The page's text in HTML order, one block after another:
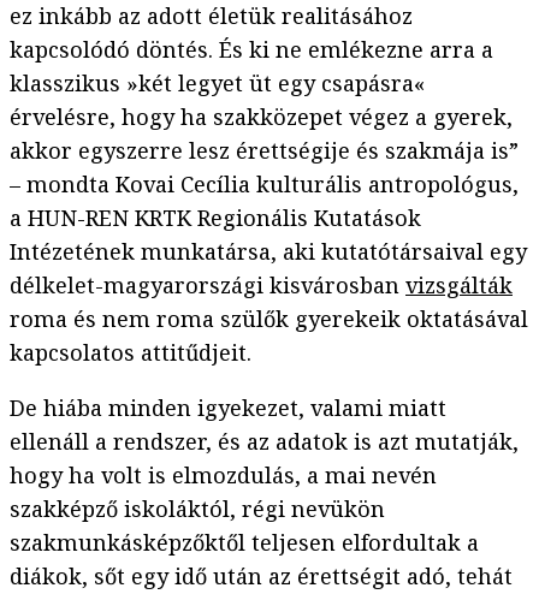
ez inkább az adott életük realitásához
kapcsolódó döntés. És ki ne emlékezne arra a
klasszikus »két legyet üt egy csapásra«
érvelésre, hogy ha szakközepet végez a gyerek,
akkor egyszerre lesz érettségije és szakmája is”
– mondta Kovai Cecília kulturális antropológus,
a HUN-REN KRTK Regionális Kutatások
Intézetének munkatársa, aki kutatótársaival egy
délkelet-magyarországi kisvárosban vizsgálták
roma és nem roma szülők gyerekeik oktatásával
kapcsolatos attitűdjeit.
De hiába minden igyekezet, valami miatt
ellenáll a rendszer, és az adatok is azt mutatják,
hogy ha volt is elmozdulás, a mai nevén
szakképző iskoláktól, régi nevükön
szakmunkásképzőktől teljesen elfordultak a
diákok, sőt egy idő után az érettségit adó, tehát